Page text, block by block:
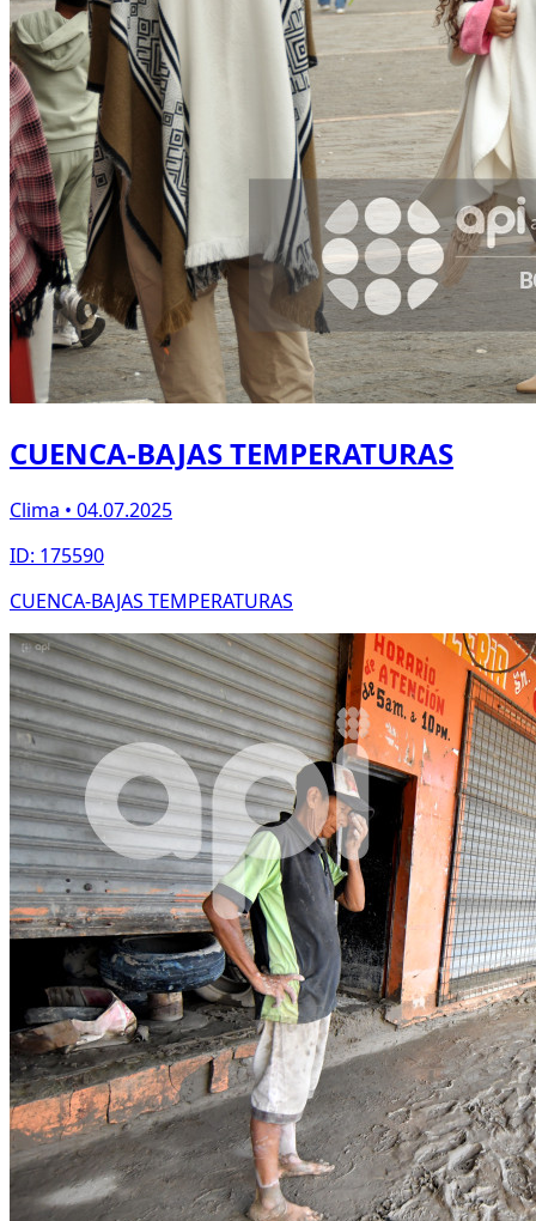
CUENCA-BAJAS TEMPERATURAS
Clima • 04.07.2025
ID: 175590
CUENCA-BAJAS TEMPERATURAS